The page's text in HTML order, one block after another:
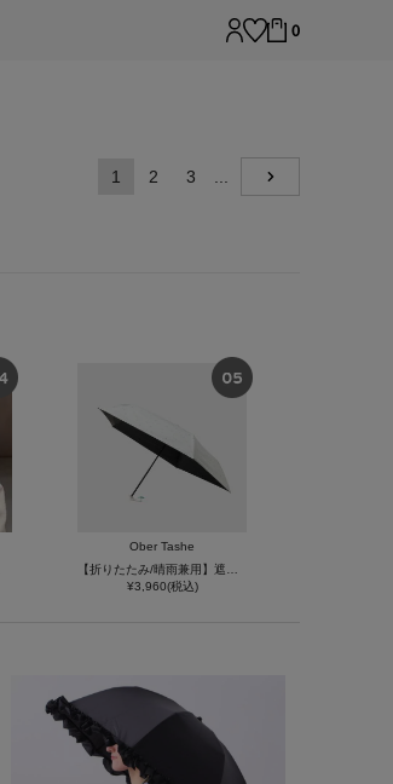
0
1 2 3
Ober Tashe
¥3,960(税込)